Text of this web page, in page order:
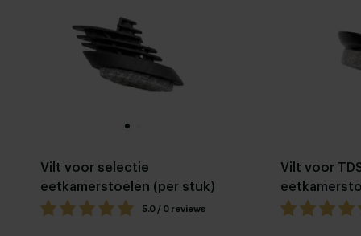
Vilt voor selectie
eetkamerstoelen (per stuk)
5.0 / 0 reviews
Vilt voor
stuk)